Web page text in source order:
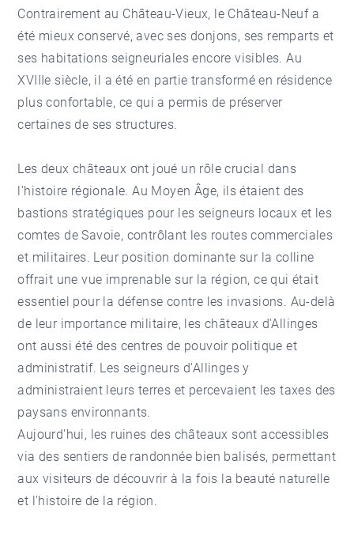
Contrairement au Château-Vieux, le Château-Neuf a
été mieux conservé, avec ses donjons, ses remparts et
ses habitations seigneuriales encore visibles. Au
XVIIIe siècle, il a été en partie transformé en résidence
plus confortable, ce qui a permis de préserver
certaines de ses structures.
Les deux châteaux ont joué un rôle crucial dans
l'histoire régionale. Au Moyen Âge, ils étaient des
bastions stratégiques pour les seigneurs locaux et les
comtes de Savoie, contrôlant les routes commerciales
et militaires. Leur position dominante sur la colline
offrait une vue imprenable sur la région, ce qui était
essentiel pour la défense contre les invasions. Au-delà
de leur importance militaire, les châteaux d'Allinges
ont aussi été des centres de pouvoir politique et
administratif. Les seigneurs d'Allinges y
administraient leurs terres et percevaient les taxes des
paysans environnants.
Aujourd'hui, les ruines des châteaux sont accessibles
via des sentiers de randonnée bien balisés, permettant
aux visiteurs de découvrir à la fois la beauté naturelle
et l'histoire de la région.